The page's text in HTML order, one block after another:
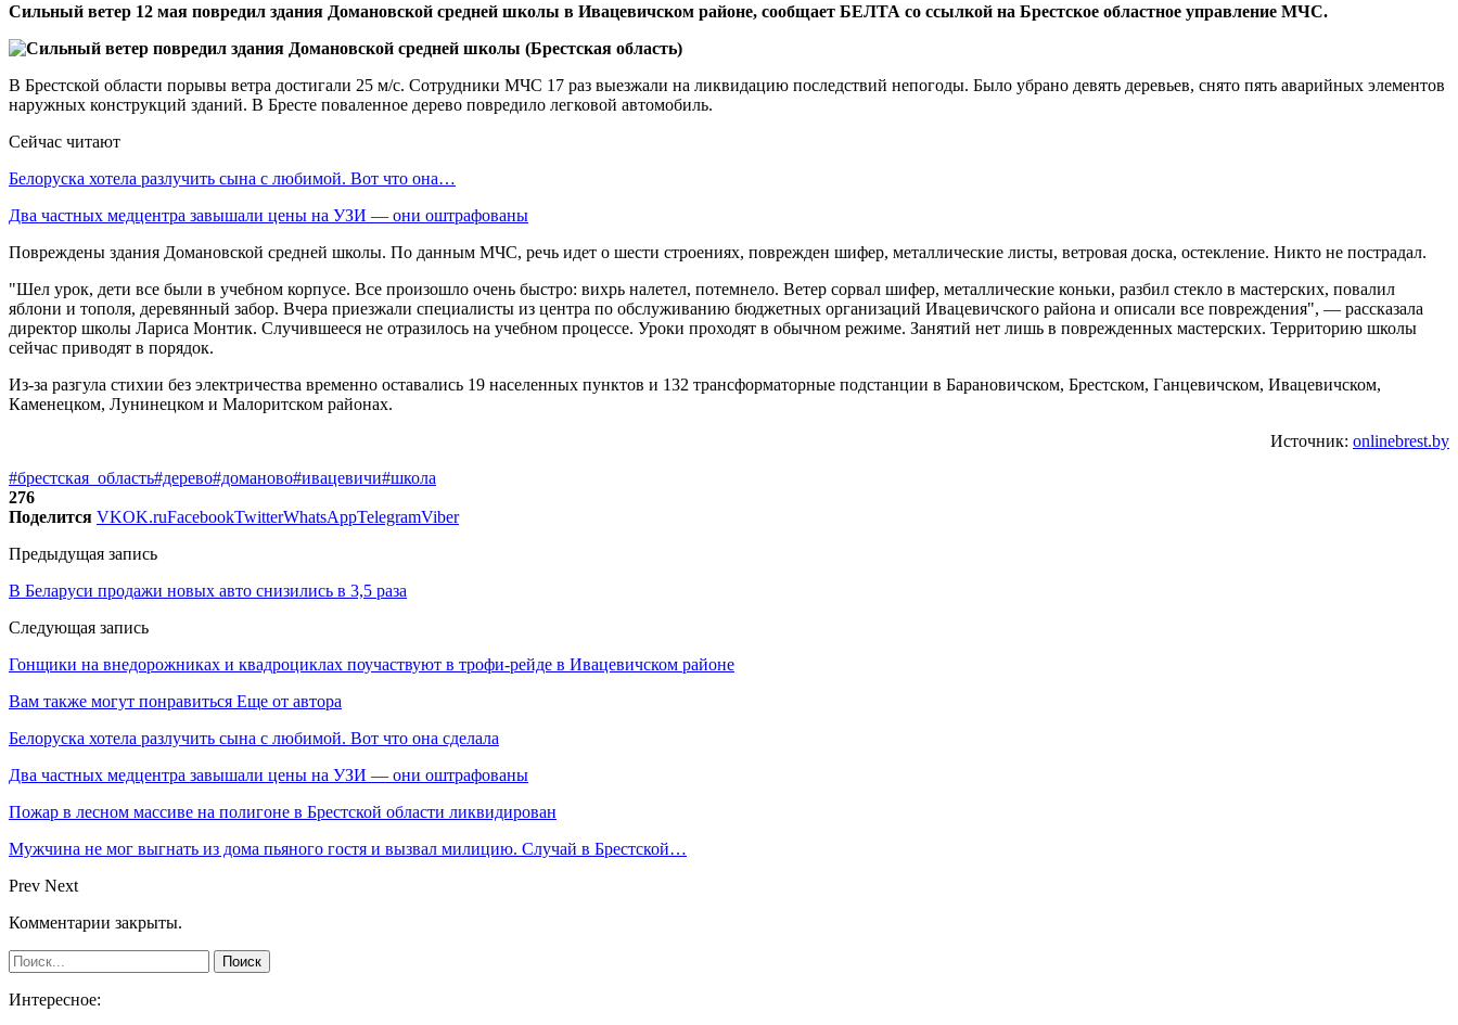
Сильный ветер 12 мая повредил здания Домановской средней школы в Ивацевичском районе, сообщает БЕЛТА со ссылкой на Брестское областное управление МЧС.
В Брестской области порывы ветра достигали 25 м/с. Сотрудники МЧС 17 раз выезжали на ликвидацию последствий непогоды. Было убрано девять деревьев, снято пять аварийных элементов
наружных конструкций зданий. В Бресте поваленное дерево повредило легковой автомобиль.
Сейчас читают
Белоруска хотела разлучить сына с любимой. Вот что она…
Два частных медцентра завышали цены на УЗИ — они оштрафованы
Повреждены здания Домановской средней школы. По данным МЧС, речь идет о шести строениях, поврежден шифер, металлические листы, ветровая доска, остекление. Никто не пострадал.
"Шел урок, дети все были в учебном корпусе. Все произошло очень быстро: вихрь налетел, потемнело. Ветер сорвал шифер, металлические коньки, разбил стекло в мастерских, повалил
яблони и тополя, деревянный забор. Вчера приезжали специалисты из центра по обслуживанию бюджетных организаций Ивацевичского района и описали все повреждения", — рассказала
директор школы Лариса Монтик. Случившееся не отразилось на учебном процессе. Уроки проходят в обычном режиме. Занятий нет лишь в поврежденных мастерских. Территорию школы
сейчас приводят в порядок.
Из-за разгула стихии без электричества временно оставались 19 населенных пунктов и 132 трансформаторные подстанции в Барановичском, Брестском, Ганцевичском, Ивацевичском,
Каменецком, Лунинецком и Малоритском районах.
Источник: onlinebrest.by
#брестская_область#дерево#доманово#ивацевичи#школа
276
Поделится VKOK.ruFacebookTwitterWhatsAppTelegramViber
Предыдущая запись
В Беларуси продажи новых авто снизились в 3,5 раза
Следующая запись
Гонщики на внедорожниках и квадроциклах поучаствуют в трофи-рейде в Ивацевичском районе
Вам также могут понравиться Еще от автора
Белоруска хотела разлучить сына с любимой. Вот что она сделала
Два частных медцентра завышали цены на УЗИ — они оштрафованы
Пожар в лесном массиве на полигоне в Брестской области ликвидирован
Мужчина не мог выгнать из дома пьяного гостя и вызвал милицию. Случай в Брестской…
Prev Next
Комментарии закрыты.
Интересное: